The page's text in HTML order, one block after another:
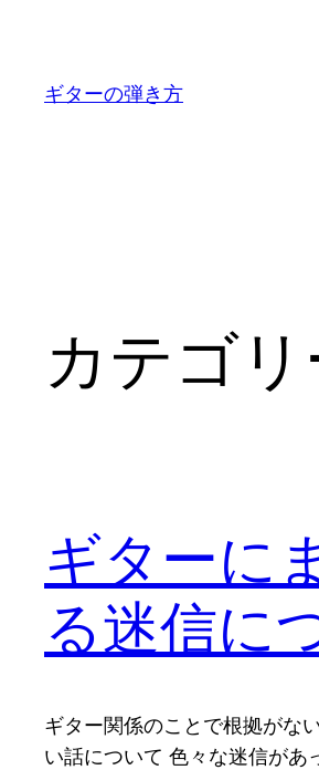
ギターの弾き方
カテゴリ
ギターに
る迷信に
ギター関係のことで根拠がな
い話について 色々な迷信があ